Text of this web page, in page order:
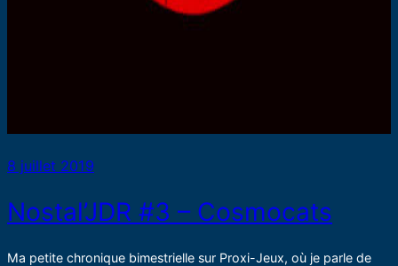
8 juillet 2019
Nostal’JDR #3 – Cosmocats
Ma petite chronique bimestrielle sur Proxi-Jeux, où je parle de